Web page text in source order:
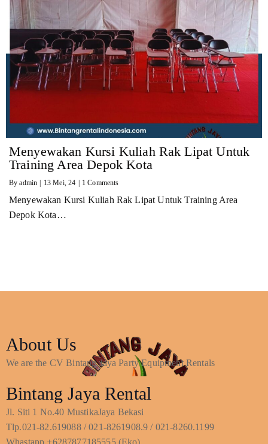
Menyewakan Kursi Kuliah Rak Lipat Untuk
Training Area Depok Kota
Byadmin | 13 Mei, 24 | 1 Comments
Menyewakan Kursi Kuliah Rak Lipat Untuk Training Area
Depok Kota…
About Us
We are the CV Bintang Jaya Party Equipment Rentals
Bintang Jaya Rental
Jl. Siti 1 No.40 MustikaJaya Bekasi
Tlp.021-82.619088 / 021-8261908.9 / 021-8260.1199
Whastapp +6287877185555 (Eko)